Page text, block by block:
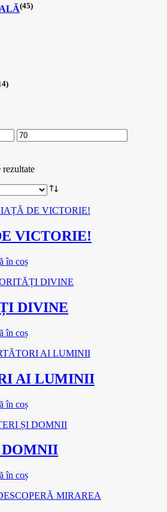
(45)
VICTORIE!
în coș
DIVINE
în coș
AI LUMINII
în coș
DOMNII
în coș